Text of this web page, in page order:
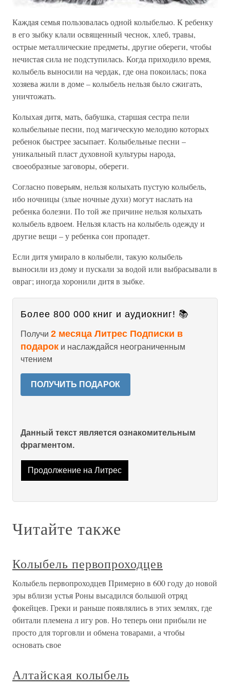
Каждая семья пользовалась одной колыбелью. К ребенку
в его зыбку клали освященный чеснок, хлеб, травы,
острые металлические предметы, другие обереги, чтобы
нечистая сила не подступилась. Когда приходило время,
колыбель выносили на чердак, где она покоилась; пока
хозяева жили в доме – колыбель нельзя было сжигать,
уничтожать.
Колыхая дитя, мать, бабушка, старшая сестра пели
колыбельные песни, под магическую мелодию которых
ребенок быстрее засыпает. Колыбельные песни –
уникальный пласт духовной культуры народа,
своеобразные заговоры, обереги.
Согласно поверьям, нельзя колыхать пустую колыбель,
ибо ночницы (злые ночные духи) могут наслать на
ребенка болезни. По той же причине нельзя колыхать
колыбель вдвоем. Нельзя класть на колыбель одежду и
другие вещи – у ребенка сон пропадет.
Если дитя умирало в колыбели, такую колыбель
выносили из дому и пускали за водой или выбрасывали в
овраг; иногда хоронили дитя в зыбке.
Более 800 000 книг и аудиокниг! 📚
Получи 2 месяца Литрес Подписки в
подарок и наслаждайся неограниченным
чтением
ПОЛУЧИТЬ ПОДАРОК
Данный текст является ознакомительным
фрагментом.
Продолжение на Литрес
Читайте также
Колыбель первопроходцев
Колыбель первопроходцев Примерно в 600 году до новой
эры вблизи устья Роны высадился большой отряд
фокейцев. Греки и раньше появлялись в этих землях, где
обитали племена л игу ров. Но теперь они прибыли не
просто для торговли и обмена товарами, а чтобы
основать свое
Алтайская колыбель